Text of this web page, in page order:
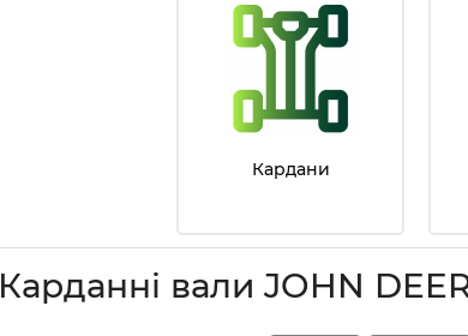
Кардани
Карданні вали JOHN